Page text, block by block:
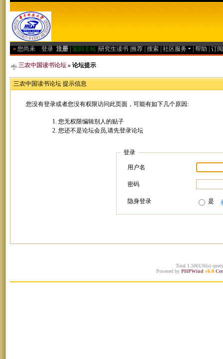
» 您尚未 登录 注册 返回主站 研究生读书 推荐 搜索 社区服务 帮助 订
三农中国读书论坛 » 论坛提示
三农中国读书论坛 提示信息
您没有登录或者您没有权限访问此页面，可能有如下几个原因:
您无权限编辑别人的贴子
您还不是论坛会员,请先登录论坛
登录
用户名
密码
隐身登录 是
Total 1.500136(s)
Powered by PHPWind v6.0